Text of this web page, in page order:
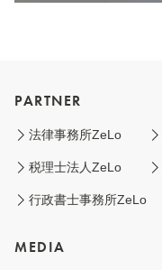
PARTNER
法律事務所ZeLo
税理士法人ZeLo
行政書士事務所ZeLo
MEDIA